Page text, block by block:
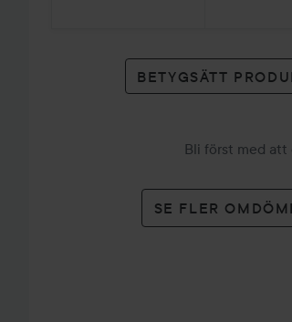
betyg
BETYGSÄTT
Bli först med
SE FLER